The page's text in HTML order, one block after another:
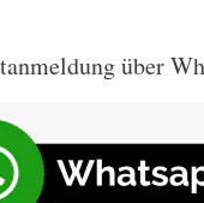
über